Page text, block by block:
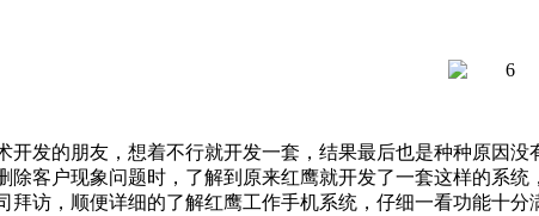
开发的朋友，想着不行就开发一套，结果最后也是种种原因
除客户现象问题时，了解到原来红鹰就开发了一套这样的系
拜访，顺便详细的了解红鹰工作手机系统，仔细一看功能十